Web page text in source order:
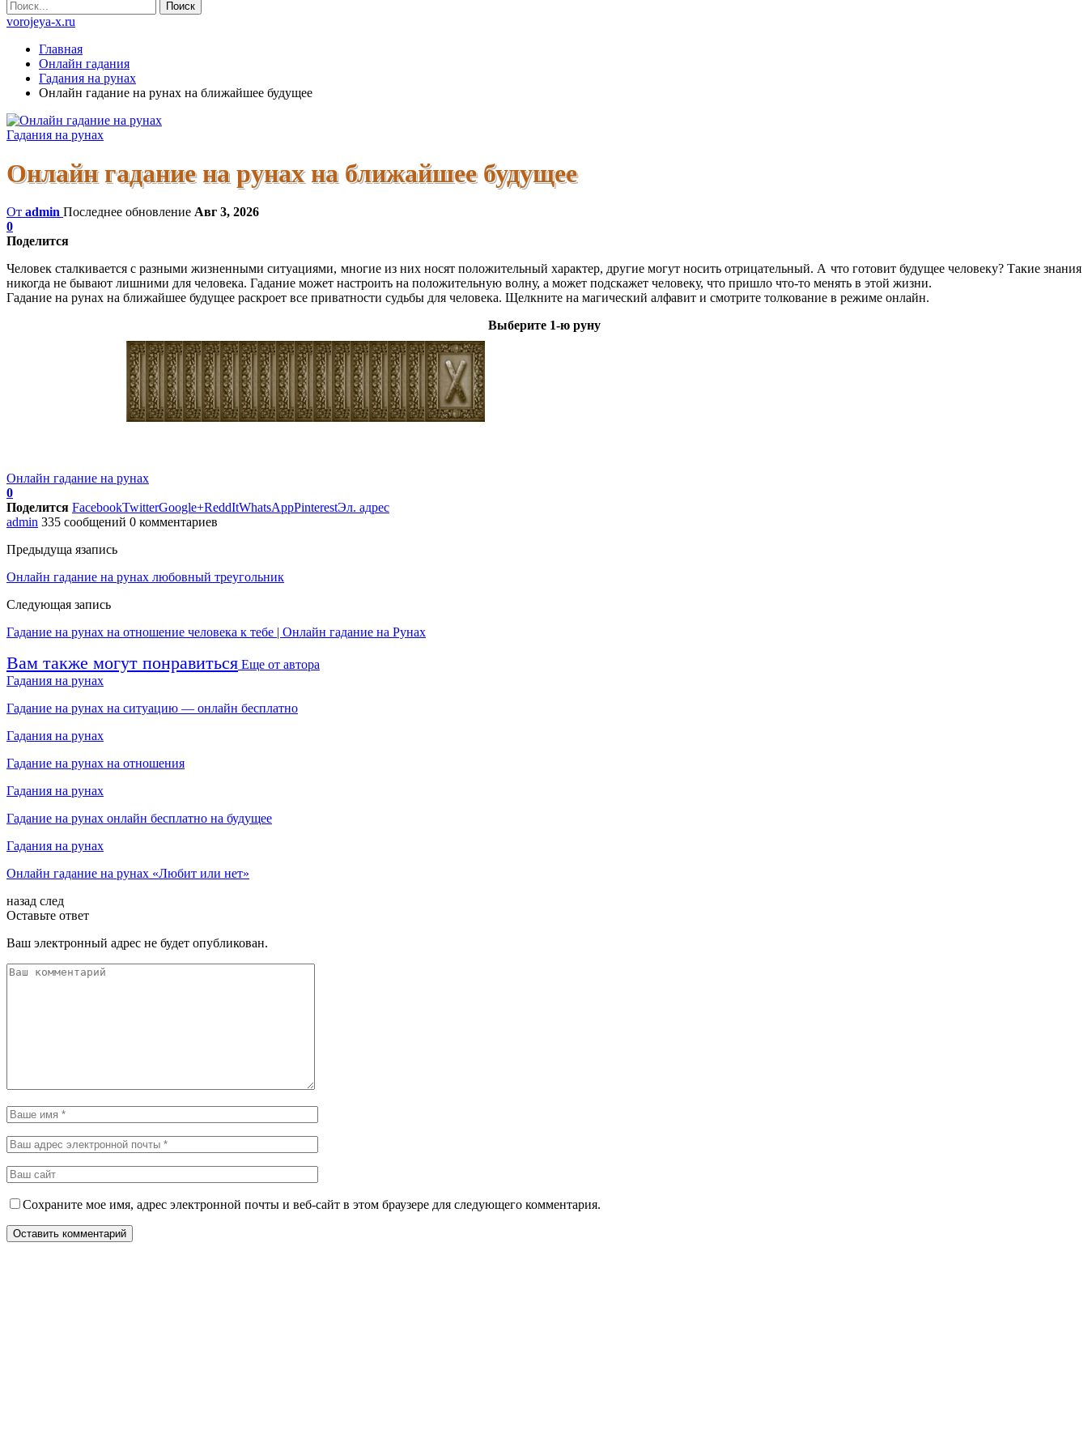
vorojeya-x.ru
Главная
Онлайн гадания
Гадания на рунах
Онлайн гадание на рунах на ближайшее будущее
Гадания на рунах
Онлайн гадание на рунах на ближайшее будущее
От admin Последнее обновление Авг 3, 2026
0
Поделится
Человек сталкивается с разными жизненными ситуациями, многие из них носят положительный характер, другие могут носить отрицательный. А что готовит будущее человеку? Такие знания
никогда не бывают лишними для человека. Гадание может настроить на положительную волну, а может подскажет человеку, что пришло что-то менять в этой жизни.
Гадание на рунах на ближайшее будущее раскроет все приватности судьбы для человека. Щелкните на магический алфавит и смотрите толкование в режиме онлайн.
Выберите 1-ю руну
Онлайн гадание на рунах
0
Поделится FacebookTwitterGoogle+ReddItWhatsAppPinterestЭл. адрес
admin 335 сообщений 0 комментариев
Предыдуща язапись
Онлайн гадание на рунах любовный треугольник
Следующая запись
Гадание на рунах на отношение человека к тебе | Онлайн гадание на Рунах
Вам также могут понравиться Еще от автора
Гадания на рунах
Гадание на рунах на ситуацию — онлайн бесплатно
Гадания на рунах
Гадание на рунах на отношения
Гадания на рунах
Гадание на рунах онлайн бесплатно на будущее
Гадания на рунах
Онлайн гадание на рунах «Любит или нет»
назад след
Оставьте ответ
Ваш электронный адрес не будет опубликован.
Сохраните мое имя, адрес электронной почты и веб-сайт в этом браузере для следующего комментария.